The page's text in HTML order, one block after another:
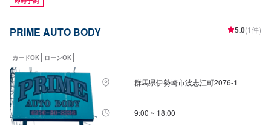
PRIME AUTO BODY 5.0(1件)
カードOK ローンOK
群馬県伊勢崎市波志江町2076-1
9:00 ~ 18:00